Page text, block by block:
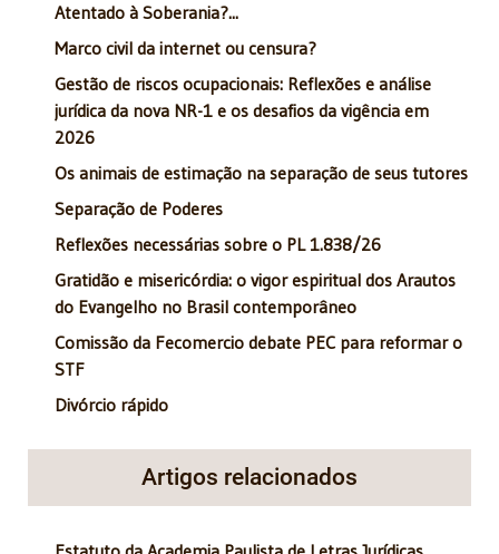
Atentado à Soberania?...
Marco civil da internet ou censura?
Gestão de riscos ocupacionais: Reflexões e análise
jurídica da nova NR-1 e os desafios da vigência em
2026
Os animais de estimação na separação de seus tutores
Separação de Poderes
Reflexões necessárias sobre o PL 1.838/26
Gratidão e misericórdia: o vigor espiritual dos Arautos
do Evangelho no Brasil contemporâneo
Comissão da Fecomercio debate PEC para reformar o
STF
Divórcio rápido
Artigos relacionados